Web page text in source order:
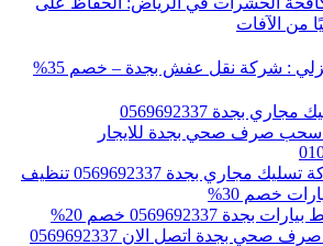
من الآفات
: شركة نقل عفش بجدة – خصم 35%
بجدة 0569692337
سحب صرف صحي بجدة للايجار
افضل شركة تسليك مجاري بجدة 0569692337 تنظيف
خصم 30%
0569692337 خصم 20%
رقم وايت صرف صحي بجدة اتصل الان 0569692337